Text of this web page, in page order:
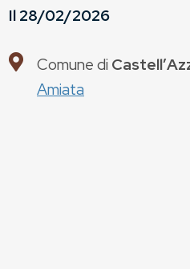
Il28/02/2026
Comune di
Amiata